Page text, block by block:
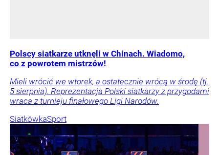
Polscy siatkarze utknęli w Chinach. Wiadomo,
co z powrotem mistrzów!
Mieli wrócić we wtorek, a ostatecznie wrócą w środę (tj.
5 sierpnia). Reprezentacja Polski siatkarzy z przygodami
wraca z turnieju finałowego Ligi Narodów.
SiatkówkaSport